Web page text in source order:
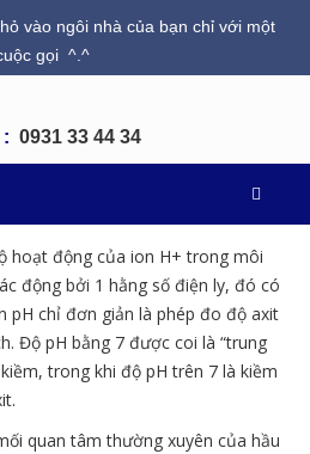
vào ngôi nhà của bạn chỉ với một
gọi ^.^
: 0931 33 44 34
hoạt động của ion H+ trong môi
động bởi 1 hằng số điện ly, đó có
pH chỉ đơn giản là phép đo độ axit
Độ pH bằng 7 được coi là “trung
trong khi độ pH trên 7 là kiềm
quan tâm thường xuyên của hầu